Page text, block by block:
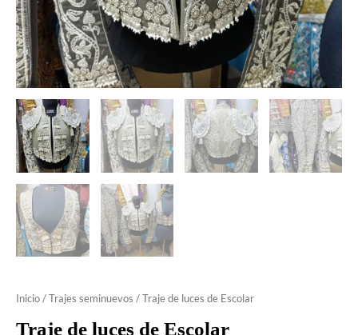
Inicio/Trajes seminuevos / Traje de luces de Escolar
Traje de luces de Escolar